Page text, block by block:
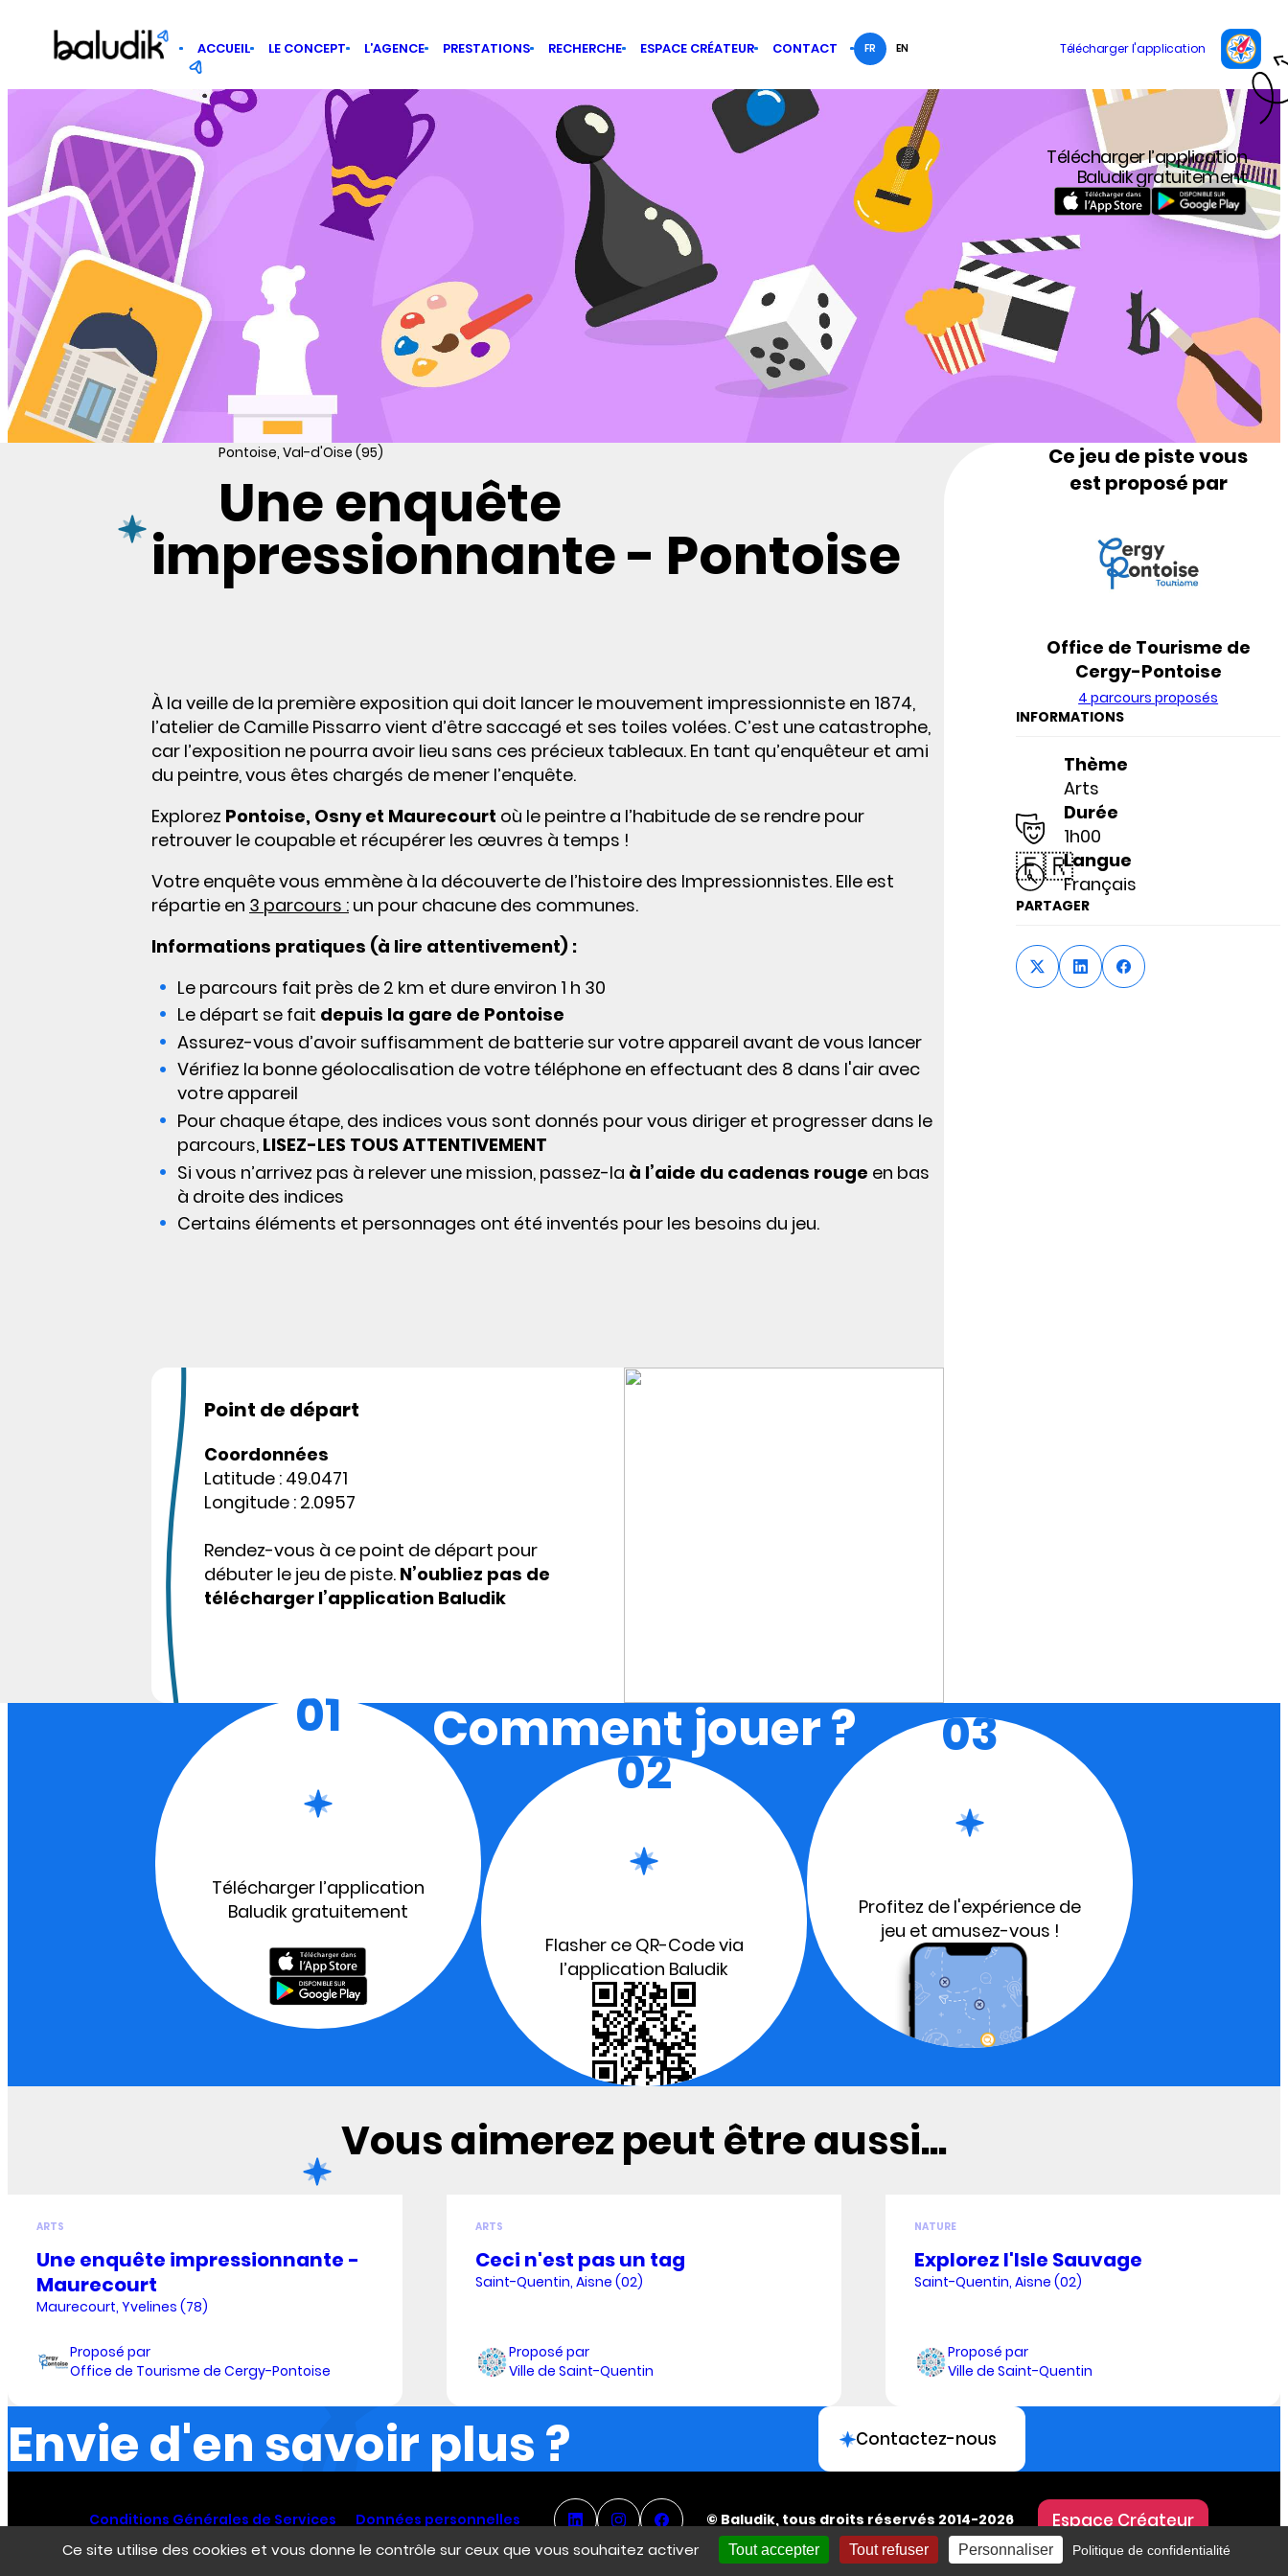
ACCUEIL LE CONCEPT L’AGENCE PRESTATIONS RECHERCHE ESPACE CRÉATEUR CONTACT FR EN
Télécharger l’application
Baludik gratuitement
Pontoise, Val-d'Oise (95)
Une enquête
impressionnante - Pontoise
À la veille de la première exposition qui doit lancer le mouvement impressionniste en 1874,
l’atelier de Camille Pissarro vient d’être saccagé et ses toiles volées. C’est une catastrophe,
car l’exposition ne pourra avoir lieu sans ces précieux tableaux. En tant qu’enquêteur et ami
du peintre, vous êtes chargés de mener l’enquête.
Explorez Pontoise, Osny et Maurecourt où le peintre a l’habitude de se rendre pour
retrouver le coupable et récupérer les œuvres à temps !
Votre enquête vous emmène à la découverte de l’histoire des Impressionnistes. Elle est
répartie en 3 parcours : un pour chacune des communes.
Informations pratiques (à lire attentivement) :
Le parcours fait près de 2 km et dure environ 1 h 30
Le départ se fait depuis la gare de Pontoise
Assurez-vous d’avoir suffisamment de batterie sur votre appareil avant de vous lancer
Vérifiez la bonne géolocalisation de votre téléphone en effectuant des 8 dans l'air avec
votre appareil
Pour chaque étape, des indices vous sont donnés pour vous diriger et progresser dans le
parcours, LISEZ-LES TOUS ATTENTIVEMENT
Si vous n’arrivez pas à relever une mission, passez-la à l’aide du cadenas rouge en bas
à droite des indices
Certains éléments et personnages ont été inventés pour les besoins du jeu.
Point de départ
Coordonnées
Latitude : 49.0471
Longitude : 2.0957
Rendez-vous à ce point de départ pour
débuter le jeu de piste. N’oubliez pas de
télécharger l’application Baludik
Ce jeu de piste vous
est proposé par
Office de Tourisme de
Cergy-Pontoise
4 parcours proposés
INFORMATIONS
Thème
Arts
Durée
1h00
🇫🇷Langue
Français
PARTAGER
Comment jouer ?
01
Télécharger l’application
Baludik gratuitement
02
Flasher ce QR-Code via
l’application Baludik
03
Profitez de l'expérience de
jeu et amusez-vous !
Vous aimerez peut être aussi...
ARTS
Une enquête impressionnante -
Maurecourt
Maurecourt, Yvelines (78)
Proposé par
Office de Tourisme de Cergy-Pontoise
ARTS
Ceci n'est pas un tag
Saint-Quentin, Aisne (02)
Proposé par
Ville de Saint-Quentin
NATURE
Explorez l'Isle Sauvage
Saint-Quentin, Aisne (02)
Proposé par
Ville de Saint-Quentin
Envie d'en savoir plus ? Contactez-nous
Conditions Générales de Services Données personnelles © Baludik, tous droits réservés 2014-2026 Espace Créateur
Ce site utilise des cookies et vous donne le contrôle sur ceux que vous souhaitez activer Tout accepter Tout refuser Personnaliser Politique de confidentialité